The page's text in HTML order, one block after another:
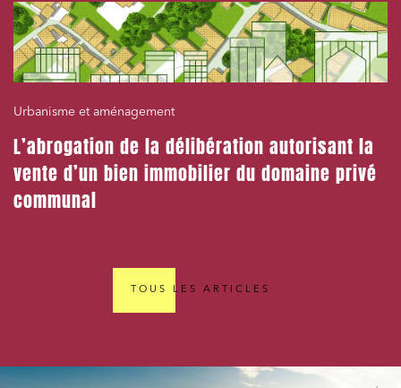
Urbanisme et aménagement
L’abrogation de la délibération autorisant la
vente d’un bien immobilier du domaine privé
communal
TOUS LES ARTICLES